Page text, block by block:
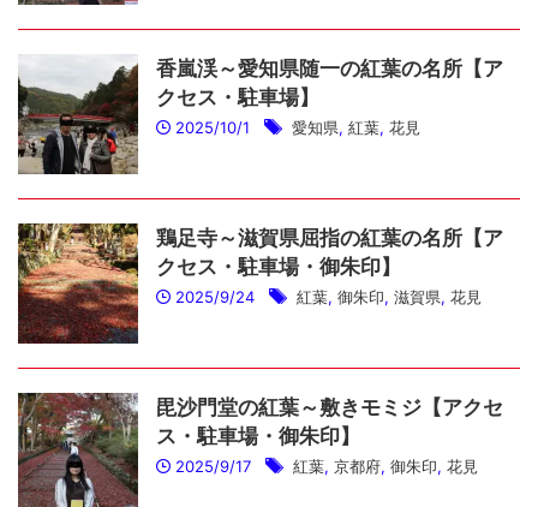
香嵐渓～愛知県随一の紅葉の名所【ア
クセス・駐車場】
2025/10/1 愛知県, 紅葉, 花見
鶏足寺～滋賀県屈指の紅葉の名所【ア
クセス・駐車場・御朱印】
2025/9/24 紅葉, 御朱印, 滋賀県, 花見
毘沙門堂の紅葉～敷きモミジ【アクセ
ス・駐車場・御朱印】
2025/9/17 紅葉, 京都府, 御朱印, 花見